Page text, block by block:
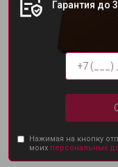
Гарантия до
Нажимая на кнопку
моих персональных